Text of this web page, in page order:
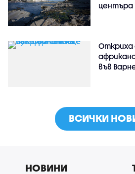
центъра
Откриха
във
ВСИЧКИ
НОВИНИ